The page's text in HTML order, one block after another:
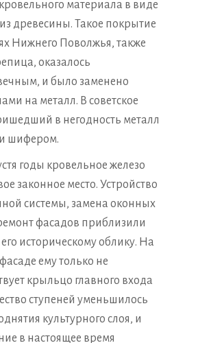
материала в виде
древесины. Такое покрытие
Нижнего Поволжья, также
оказалось
и было заменено
на металл. В советское
в негодность металл
шифером.
годы кровельное железо
законное место. Устройство
системы, замена оконных
фасадов приблизили
историческому облику. На
ему только не
крыльцо главного входа
ступеней уменьшилось
культурного слоя, и
в настоящее время